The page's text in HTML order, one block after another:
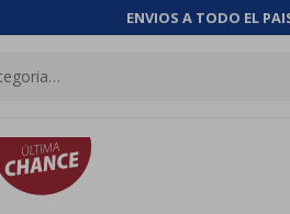
ENVIOS A TODO EL